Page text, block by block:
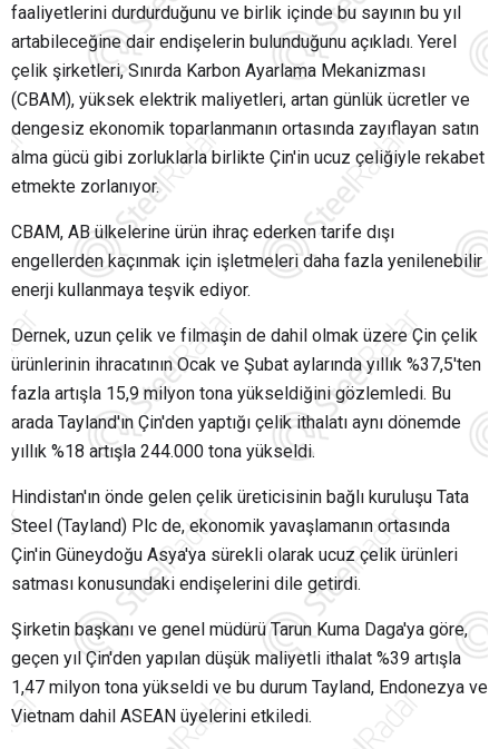
faaliyetlerini durdurduğunu ve birlik içinde bu sayının bu yıl
artabileceğine dair endişelerin bulunduğunu açıkladı. Yerel
çelik şirketleri, Sınırda Karbon Ayarlama Mekanizması
(CBAM), yüksek elektrik maliyetleri, artan günlük ücretler ve
dengesiz ekonomik toparlanmanın ortasında zayıflayan satın
alma gücü gibi zorluklarla birlikte Çin'in ucuz çeliğiyle rekabet
etmekte zorlanıyor.
CBAM, AB ülkelerine ürün ihraç ederken tarife dışı
engellerden kaçınmak için işletmeleri daha fazla yenilenebilir
enerji kullanmaya teşvik ediyor.
Dernek, uzun çelik ve filmaşin de dahil olmak üzere Çin çelik
ürünlerinin ihracatının Ocak ve Şubat aylarında yıllık %37,5'ten
fazla artışla 15,9 milyon tona yükseldiğini gözlemledi. Bu
arada Tayland'ın Çin'den yaptığı çelik ithalatı aynı dönemde
yıllık %18 artışla 244.000 tona yükseldi.
Hindistan'ın önde gelen çelik üreticisinin bağlı kuruluşu Tata
Steel (Tayland) Plc de, ekonomik yavaşlamanın ortasında
Çin'in Güneydoğu Asya'ya sürekli olarak ucuz çelik ürünleri
satması konusundaki endişelerini dile getirdi.
Şirketin başkanı ve genel müdürü Tarun Kuma Daga'ya göre,
geçen yıl Çin'den yapılan düşük maliyetli ithalat %39 artışla
1,47 milyon tona yükseldi ve bu durum Tayland, Endonezya ve
Vietnam dahil ASEAN üyelerini etkiledi.